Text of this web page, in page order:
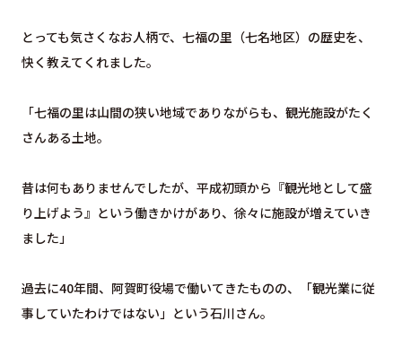
とっても気さくなお人柄で、七福の里（七名地区）の歴史を、
快く教えてくれました。
「七福の里は山間の狭い地域でありながらも、観光施設がたく
さんある土地。
昔は何もありませんでしたが、平成初頭から『観光地として盛
り上げよう』という働きかけがあり、徐々に施設が増えていき
ました」
過去に40年間、阿賀町役場で働いてきたものの、「観光業に従
事していたわけではない」という石川さん。